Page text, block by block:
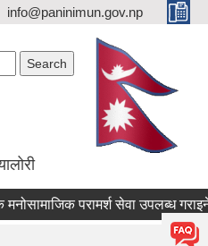
info@paninimun.gov.np
परामर्श सेवा उपलब्ध गराइने